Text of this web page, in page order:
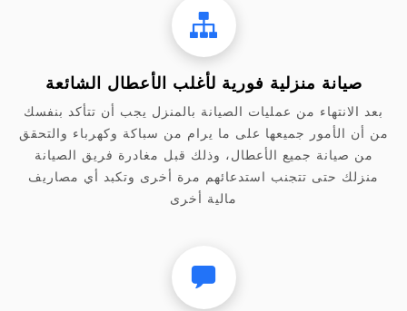
صيانة منزلية فورية لأغلب الأعطال الشائعة
بعد الانتهاء من عمليات الصيانة بالمنزل يجب أن تتأكد بنفسك
من أن الأمور جميعها على ما يرام من سباكة وكهرباء والتحقق
من صيانة جميع الأعطال، وذلك قبل مغادرة فريق الصيانة
منزلك حتى تتجنب استدعائهم مرة أخرى وتكبد أي مصاريف
مالية أخرى